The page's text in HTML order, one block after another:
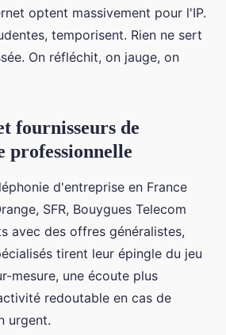
optent massivement pour l'IP.
temporisent. Rien ne sert
On réfléchit, on jauge, on
fournisseurs de
professionnelle
d'entreprise en France
SFR, Bouygues Telecom
avec des offres généralistes,
tirent leur épingle du jeu
mesure, une écoute plus
redoutable en cas de
urgent.